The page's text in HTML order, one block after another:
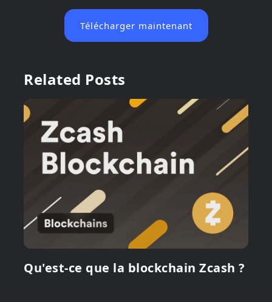
Télécharger maintenant
Related Posts
Qu'est-ce que la blockchain Zcash ?